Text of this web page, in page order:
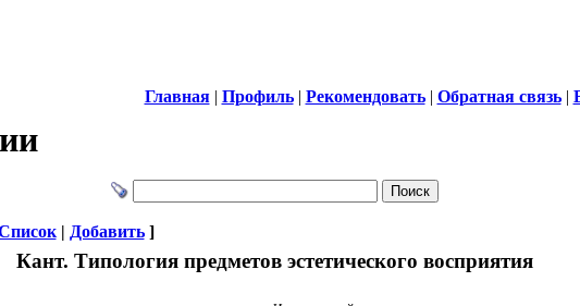
Главная| Профиль| Рекомендовать| Обратная связь|
| Добавить]
Кант. Типология предметов эстетического восприятия